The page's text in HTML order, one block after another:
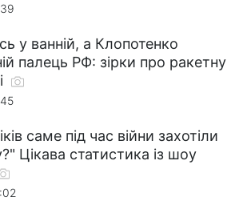
у ванній, а Клопотенко
палець РФ: зірки про ракетну
саме під час війни захотіли
Цікава статистика із шоу